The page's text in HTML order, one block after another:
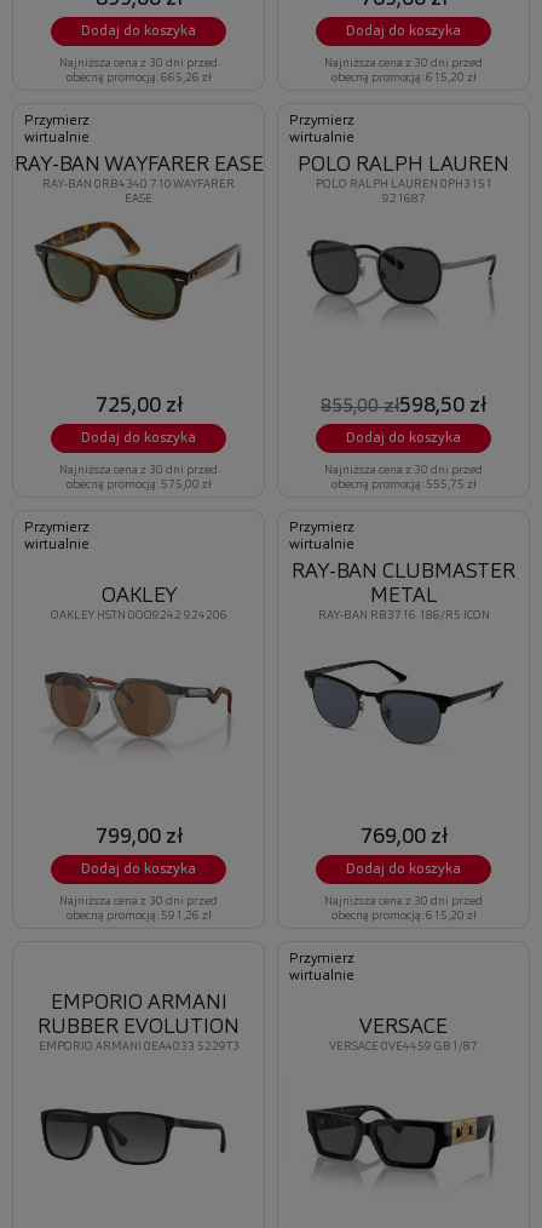
Dodaj do koszyka
Najniższa cena z 30 dni przed
obecną promocją: 665,26 zł
Dodaj do koszyka
Najniższa cena z 30 dni przed
obecną promocją: 615,20 zł
Przymierz
wirtualnie
RAY-BAN 0RB4340 710 WAYFARER
EASE
RAY-BAN WAYFARER EASE
725,00 zł
Dodaj do koszyka
Najniższa cena z 30 dni przed
obecną promocją: 575,00 zł
Przymierz
wirtualnie
POLO RALPH LAUREN 0PH3151
921687
POLO RALPH LAUREN
855,00 zł598,50 zł
Dodaj do koszyka
Najniższa cena z 30 dni przed
obecną promocją: 555,75 zł
Przymierz
wirtualnie
OAKLEY HSTN 0OO9242 924206
OAKLEY
799,00 zł
Dodaj do koszyka
Najniższa cena z 30 dni przed
obecną promocją: 591,26 zł
Przymierz
wirtualnie
RAY-BAN RB3716 186/R5 ICON
RAY-BAN CLUBMASTER
METAL
769,00 zł
Dodaj do koszyka
Najniższa cena z 30 dni przed
obecną promocją: 615,20 zł
EMPORIO ARMANI 0EA4033 5229T3
EMPORIO ARMANI
RUBBER EVOLUTION
Przymierz
wirtualnie
VERSACE 0VE4459 GB1/87
VERSACE